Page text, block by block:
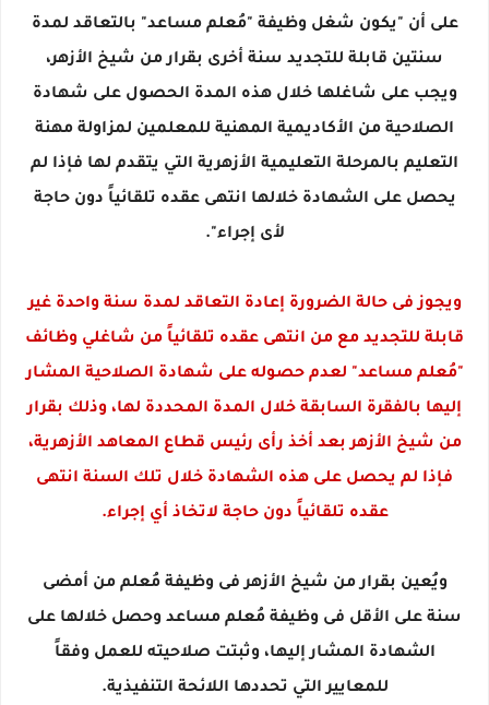
على أن "يكون شغل وظيفة "مُعلم مساعد" بالتعاقد لمدة
سنتين قابلة للتجديد سنة أخرى بقرار من شيخ الأزهر،
ويجب على شاغلها خلال هذه المدة الحصول على شهادة
الصلاحية من الأكاديمية المهنية للمعلمين لمزاولة مهنة
التعليم بالمرحلة التعليمية الأزهرية التي يتقدم لها فإذا لم
يحصل على الشهادة خلالها انتهى عقده تلقائياً دون حاجة
لأى إجراء".
ويجوز فى حالة الضرورة إعادة التعاقد لمدة سنة واحدة غير
قابلة للتجديد مع من انتهى عقده تلقائياً من شاغلي وظائف
"مُعلم مساعد" لعدم حصوله على شهادة الصلاحية المشار
إليها بالفقرة السابقة خلال المدة المحددة لها، وذلك بقرار
من شيخ الأزهر بعد أخذ رأى رئيس قطاع المعاهد الأزهرية،
فإذا لم يحصل على هذه الشهادة خلال تلك السنة انتهى
عقده تلقائياً دون حاجة لاتخاذ أي إجراء.
ويُعين بقرار من شيخ الأزهر فى وظيفة مُعلم من أمضى
سنة على الأقل فى وظيفة مُعلم مساعد وحصل خلالها على
الشهادة المشار إليها، وثبتت صلاحيته للعمل وفقاً
للمعايير التي تحددها اللائحة التنفيذية.